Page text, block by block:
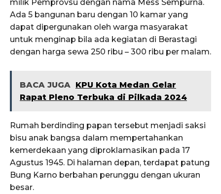
milik Pemprovsu dengan nama Mess Sempurna.
Ada 5 bangunan baru dengan 10 kamar yang
dapat dipergunakan oleh warga masyarakat
untuk menginap bila ada kegiatan di Berastagi
dengan harga sewa 250 ribu – 300 ribu per malam.
BACA JUGA KPU Kota Medan Gelar
Rapat Pleno Terbuka di Pilkada 2024
Rumah berdinding papan tersebut menjadi saksi
bisu anak bangsa dalam mempertahankan
kemerdekaan yang diproklamasikan pada 17
Agustus 1945. Di halaman depan, terdapat patung
Bung Karno berbahan perunggu dengan ukuran
besar.